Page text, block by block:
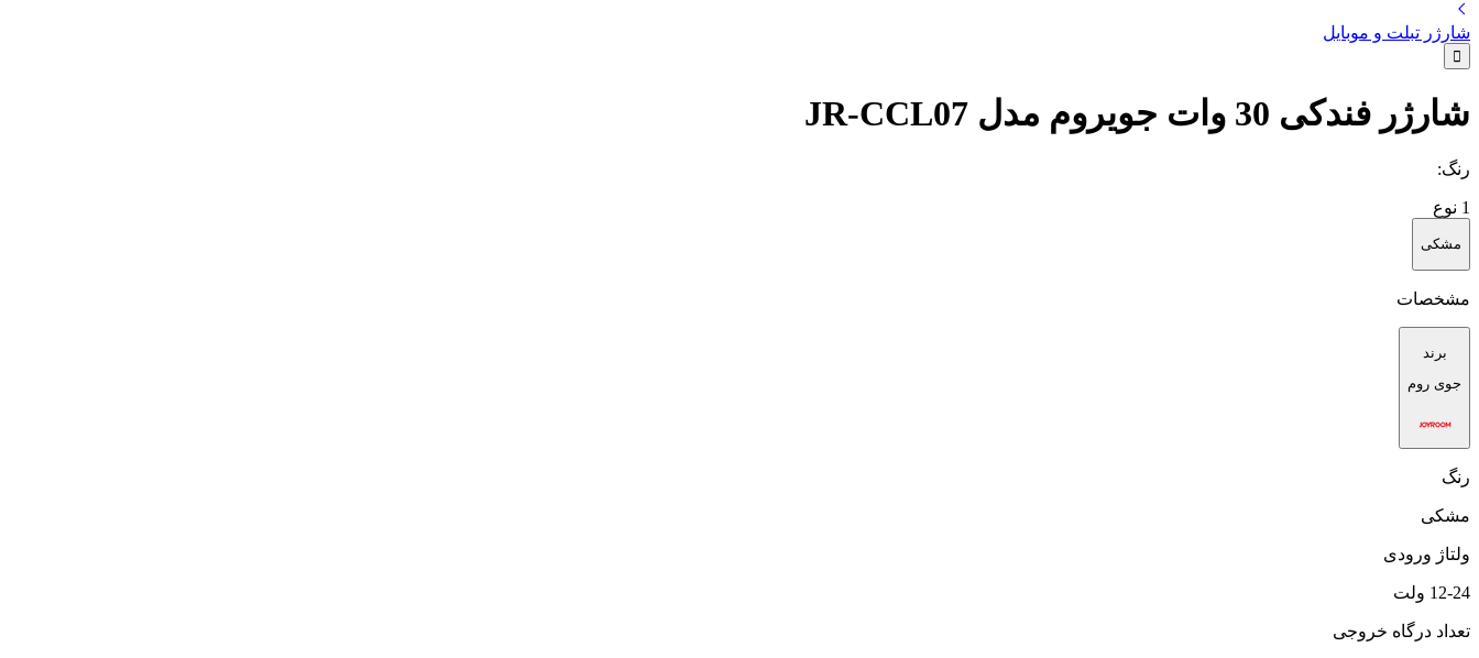
شارژر تبلت و موبایل
شارژر فندکی 30 وات جویروم مدل JR-CCL07
رنگ:
1 نوع
مشکی
مشخصات
برند
جوی روم
رنگ
مشکی
ولتاژ ورودی
12-24 ولت
تعداد درگاه خروجی